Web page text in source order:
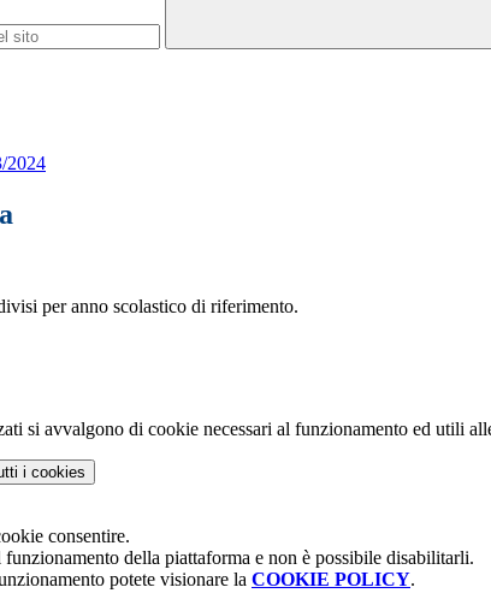
2024
per anno scolastico di riferimento.
si avvalgono di cookie necessari al funzionamento ed utili
i cookies
consentire.
della piattaforma e non è possibile disabilitarli.
potete visionare la COOKIE POLICY.